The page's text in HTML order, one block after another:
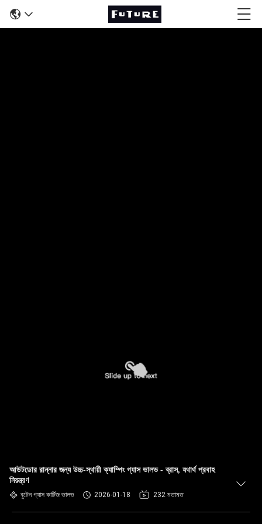
আউটডোর রান্নার জন্য উচ্চ-স্থায়ী ক্যাম্পিং গ্যাস ভালভ - ব্রাস, যথার্থ প্রবাহ
নিয়ন্ত্রণ
বুটেন গ্যাস কার্টিজ ভালভ 2026-01-18 232 মতামত